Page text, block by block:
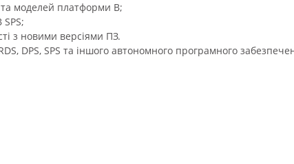
моделей платформи B;
з новими версіями ПЗ.
DPS, SPS та іншого автономного програмного